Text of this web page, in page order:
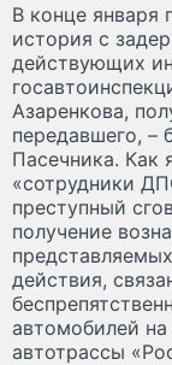
В конце января
история с
действующих
Азаренкова,
передавшего, –
Пасечника. Как
«сотрудники
преступный
получение
действия,
автомобилей
автотрассы